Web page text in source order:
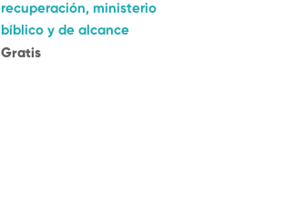
recuperación, ministerio
bíblico y de alcance
Gratis